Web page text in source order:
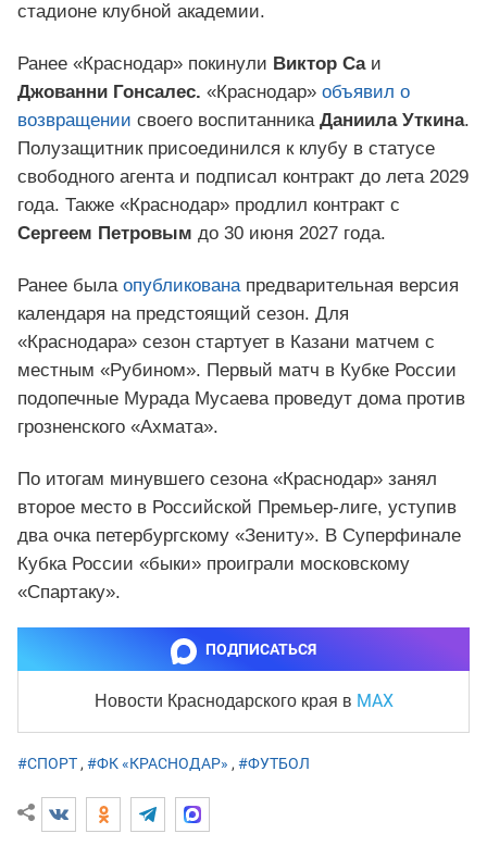
стадионе клубной академии.
Ранее «Краснодар» покинули Виктор Саи
Джованни Гонсалес. «Краснодар» объявил о
возвращении своего воспитанникаДаниила Уткина.
Полузащитник присоединился к клубу в статусе
свободного агента и подписал контракт до лета 2029
года. Также «Краснодар» продлил контракт с
Сергеем Петровым до 30 июня 2027 года.
Ранее была опубликованапредварительная версия
календаря на предстоящий сезон. Для
«Краснодара» сезон стартует в Казани матчем с
местным «Рубином». Первый матч в Кубке России
подопечные Мурада Мусаева проведут дома против
грозненского «Ахмата».
По итогам минувшего сезона «Краснодар» занял
второе место в Российской Премьер-лиге, уступив
два очка петербургскому «Зениту». В Суперфинале
Кубка России «быки» проиграли московскому
«Спартаку».
ПОДПИСАТЬСЯ
Новости Краснодарского края в MAX
#СПОРТ, #ФК «КРАСНОДАР» , #ФУТБОЛ